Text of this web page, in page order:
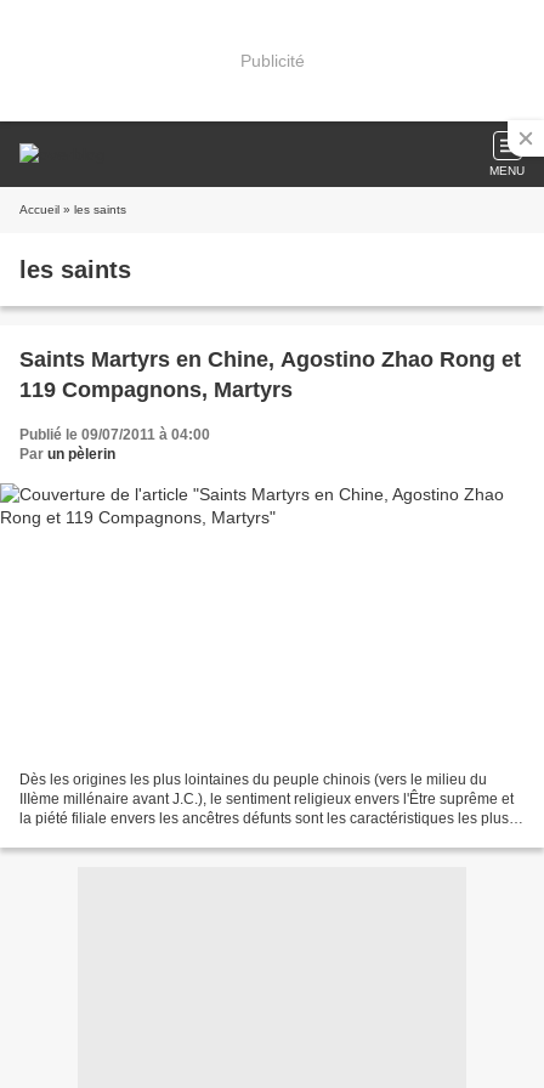
Publicité
MENU
Accueil » les saints
les saints
Saints Martyrs en Chine, Agostino Zhao Rong et
119 Compagnons, Martyrs
Publié le 09/07/2011 à 04:00
Par un pèlerin
Dès les origines les plus lointaines du peuple chinois (vers le milieu du
IIIème millénaire avant J.C.), le sentiment religieux envers l'Être suprême et
la piété filiale envers les ancêtres défunts sont les caractéristiques les plus